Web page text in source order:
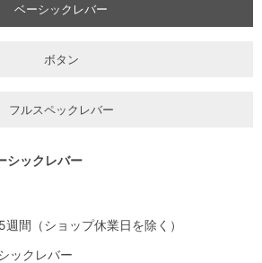
間（ショップ休業日を除く）
ックレバー
ベーシックレバー
ボタン
フルスペックレバー
シックレバー